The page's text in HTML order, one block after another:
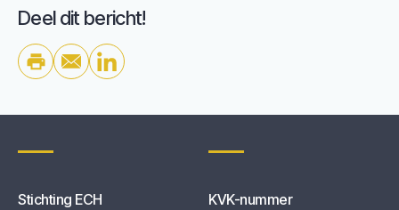
Deel dit bericht!
Stichting ECH KVK-nummer